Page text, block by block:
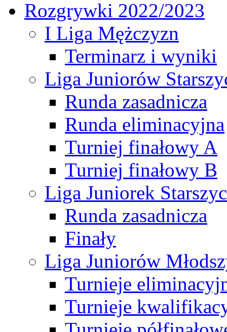
Rozgrywki 2022/2023
I Liga Mężczyzn
Terminarz i wyniki
Liga Juniorów
Runda zasadnicza
Runda eliminacyjna
Turniej finałowy A
Turniej finałowy B
Liga Juniorek
Runda zasadnicza
Finały
Liga Juniorów
Turnieje
Turnieje